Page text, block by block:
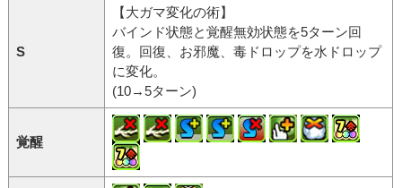
S
【大ガマ変化の術】
バインド状態と覚醒無効状態を5ターン回
復。回復、お邪魔、毒ドロップを水ドロップ
に変化。
(10→5ターン)
覚醒